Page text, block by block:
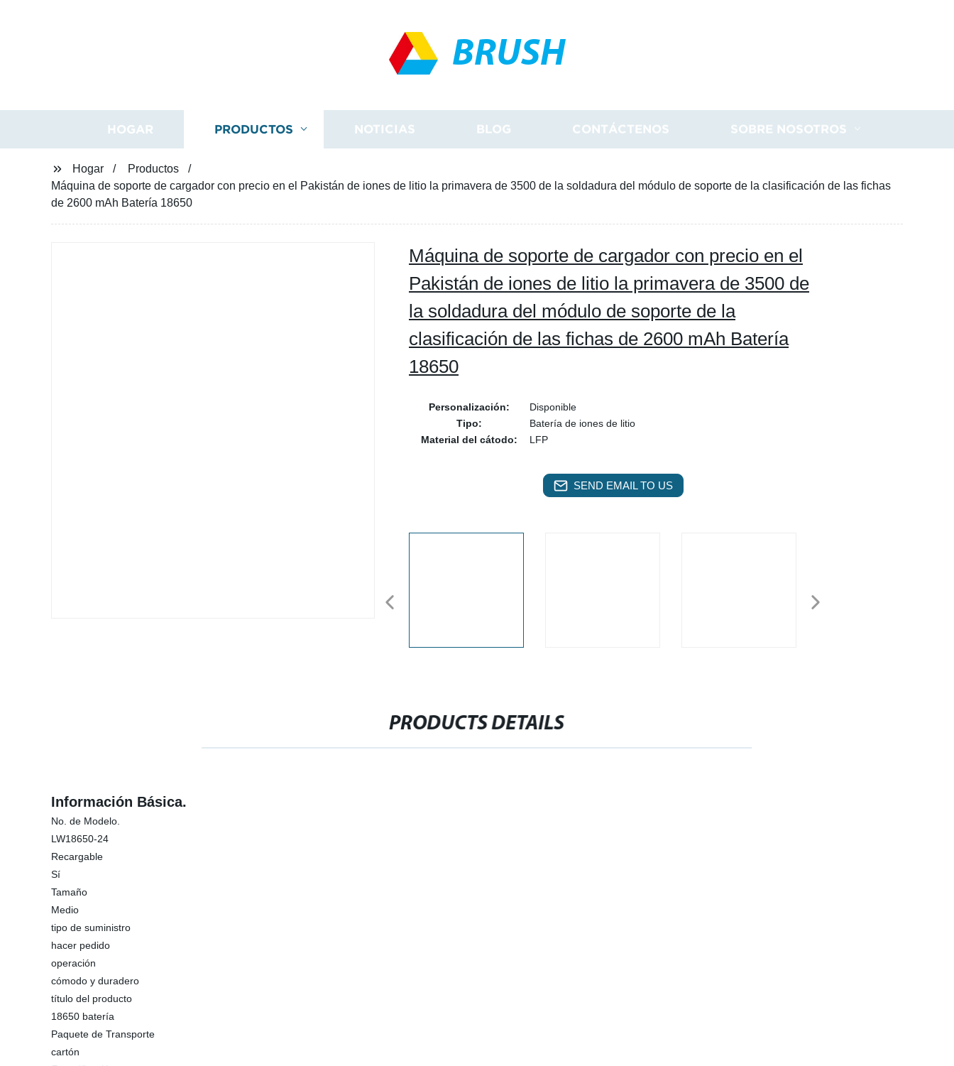
BRUSH
HOGAR PRODUCTOS NOTICIAS BLOG CONTÁCTENOS SOBRE NOSOTROS
Hogar
Productos
Máquina de soporte de cargador con precio en el Pakistán de iones de litio la primavera de 3500 de la soldadura del módulo de soporte de la clasificación de las fichas
de 2600 mAh Batería 18650
Máquina de soporte de cargador con precio en el
Pakistán de iones de litio la primavera de 3500 de
la soldadura del módulo de soporte de la
clasificación de las fichas de 2600 mAh Batería
18650
Personalización:
Disponible
Tipo:
Batería de iones de litio
Material del cátodo:
LFP
SEND EMAIL TO US
PRODUCTS DETAILS
Información Básica.
No. de Modelo.
LW18650-24
Recargable
Sí
Tamaño
Medio
tipo de suministro
hacer pedido
operación
cómodo y duradero
título del producto
18650 batería
Paquete de Transporte
cartón